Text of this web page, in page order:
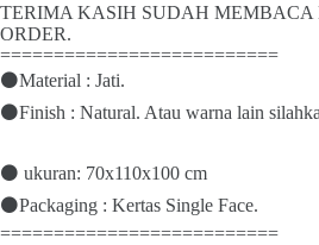
TERIMA KASIH SUDAH
ORDER.
==========================
⚫Material : Jati.
⚫Finish : Natural. Atau warna lain
⚫ ukuran: 70x110x100 cm
⚫Packaging : Kertas Single Face.
==========================